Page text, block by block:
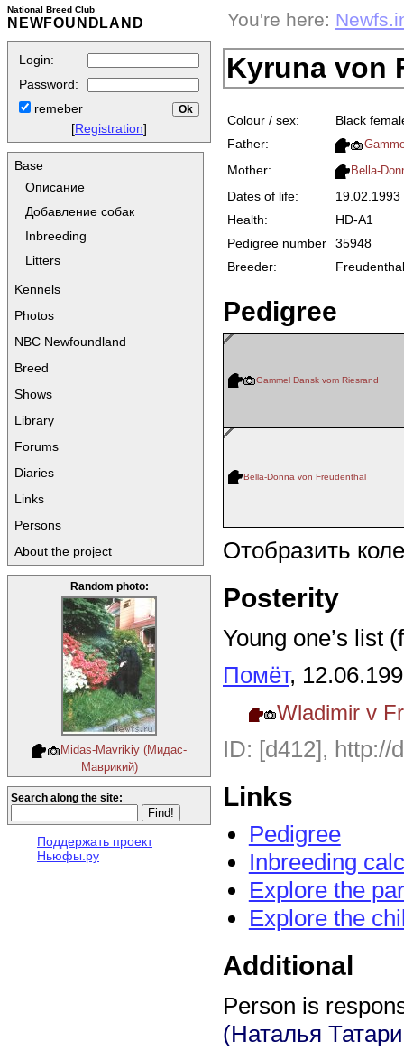
National Breed Club
NEWFOUNDLAND
Login:
Password:
remeber
[Registration]
Base
Описание
Добавление собак
Inbreeding
Litters
Kennels
Photos
NBC Newfoundland
Breed
Shows
Library
Forums
Diaries
Links
Persons
About the project
Random photo:
Midas-Mavrikiy (Мидас-
Маврикий)
Search along the site:
Поддержать проект
Ньюфы.ру
You're here:
Kyruna von
Colour / sex:
Black
Father:
Mother: Bella-
Dates of life:
Health:
HD-A1
Pedigree number
35948
Breeder:
Pedigree
Gammel Dansk vom Riesrand
Bella-Donna von Freudenthal
Отобразить
Posterity
Young one’s list
Помёт,
Wladimir v
ID: [d412], http://
Links
Pedigree
Inbreeding
Explore the
Explore the
Additional
Person is
(Наталья